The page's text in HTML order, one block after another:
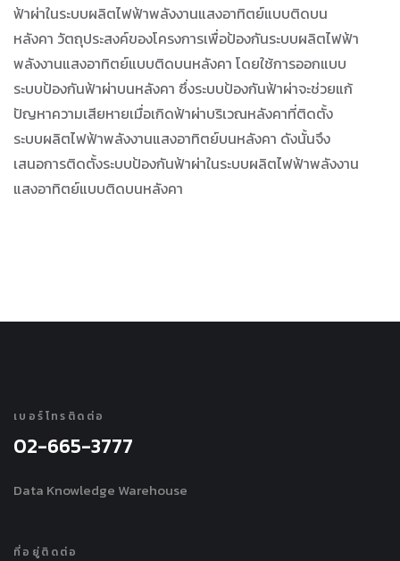
ฟ้าผ่าในระบบผลิตไฟฟ้าพลังงานแสงอาทิตย์แบบติดบน
หลังคา วัตถุประสงค์ของโครงการเพื่อป้องกันระบบผลิตไฟฟ้า
พลังงานแสงอาทิตย์แบบติดบนหลังคา โดยใช้การออกแบบ
ระบบป้องกันฟ้าผ่าบนหลังคา ซึ่งระบบป้องกันฟ้าผ่าจะช่วยแก้
ปัญหาความเสียหายเมื่อเกิดฟ้าผ่าบริเวณหลังคาที่ติดตั้ง
ระบบผลิตไฟฟ้าพลังงานแสงอาทิตย์บนหลังคา ดังนั้นจึง
เสนอการติดตั้งระบบป้องกันฟ้าผ่าในระบบผลิตไฟฟ้าพลังงาน
แสงอาทิตย์แบบติดบนหลังคา
เบอร์โทรติดต่อ
02-665-3777
Data Knowledge Warehouse
ที่อยู่ติดต่อ